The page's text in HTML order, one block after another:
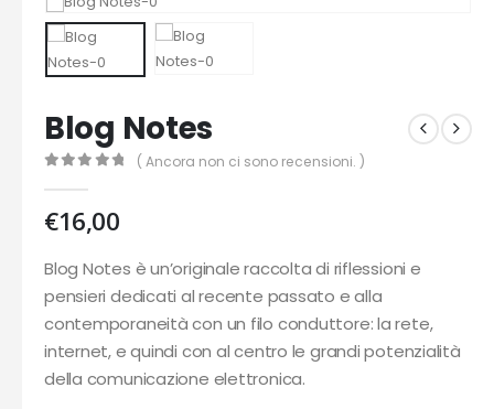
Blog Notes
( Ancora non ci sono recensioni. )
€16,00
Blog Notes è un’originale raccolta di riflessioni e
pensieri dedicati al recente passato e alla
contemporaneità con un filo conduttore: la rete,
internet, e quindi con al centro le grandi potenzialità
della comunicazione elettronica.